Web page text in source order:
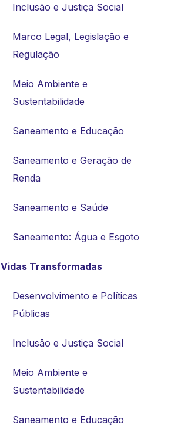
Inclusão e Justiça Social
Marco Legal, Legislação e
Regulação
Meio Ambiente e
Sustentabilidade
Saneamento e Educação
Saneamento e Geração de
Renda
Saneamento e Saúde
Saneamento: Água e Esgoto
Vidas Transformadas
Desenvolvimento e Políticas
Públicas
Inclusão e Justiça Social
Meio Ambiente e
Sustentabilidade
Saneamento e Educação